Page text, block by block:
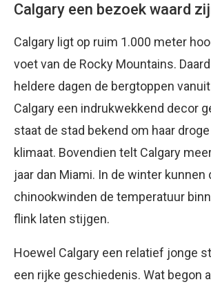
Calgary een bezoek waard
Calgary ligt op ruim 1.000 meter
voet van de Rocky Mountains.
heldere dagen de bergtoppen
Calgary een indrukwekkend decor
staat de stad bekend om haar
klimaat. Bovendien telt Calgary
jaar dan Miami. In de winter kunnen
chinookwinden de temperatuur
flink laten stijgen.
Hoewel Calgary een relatief jonge
een rijke geschiedenis. Wat begon